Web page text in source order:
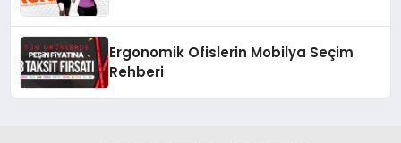
Ergonomik Ofislerin Mobilya Seçim
Rehberi